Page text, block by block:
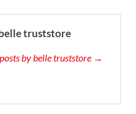
truststore
by belle truststore →